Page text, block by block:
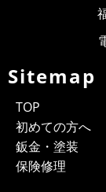
Sitemap
TOP
初めての方へ
鈑金・塗装
保険修理